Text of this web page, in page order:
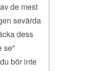
de mest
sevärda
dess
se"
bör inte